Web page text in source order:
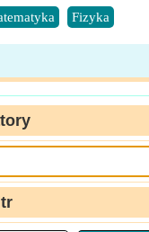
Fizyka